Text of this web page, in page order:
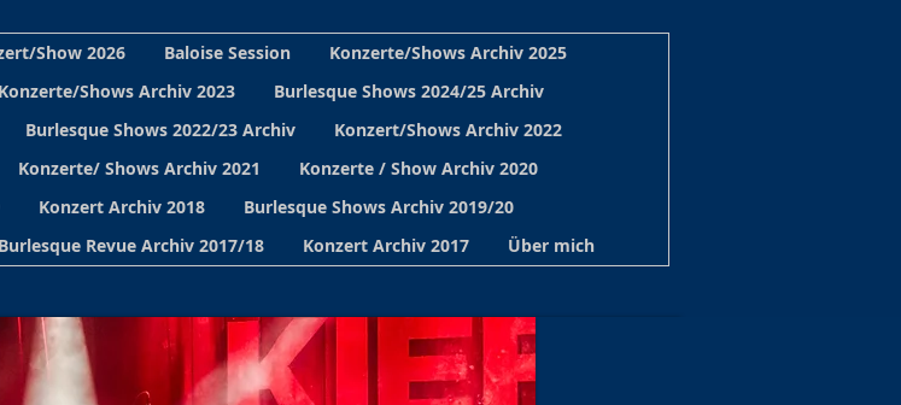
Show 2026 Baloise Session
Konzerte/Shows Archiv 2025
Konzerte/Shows Archiv 2023
Burlesque Shows 2024/25 Archiv
Burlesque Shows 2022/23 Archiv
Konzert/Shows Archiv 2022
Konzerte/ Shows Archiv 2021
Konzerte / Show Archiv 2020
Konzert Archiv 2018
Burlesque Shows Archiv 2019/20
Burlesque Revue Archiv 2017/18 Konzert Archiv 2017 Über mich